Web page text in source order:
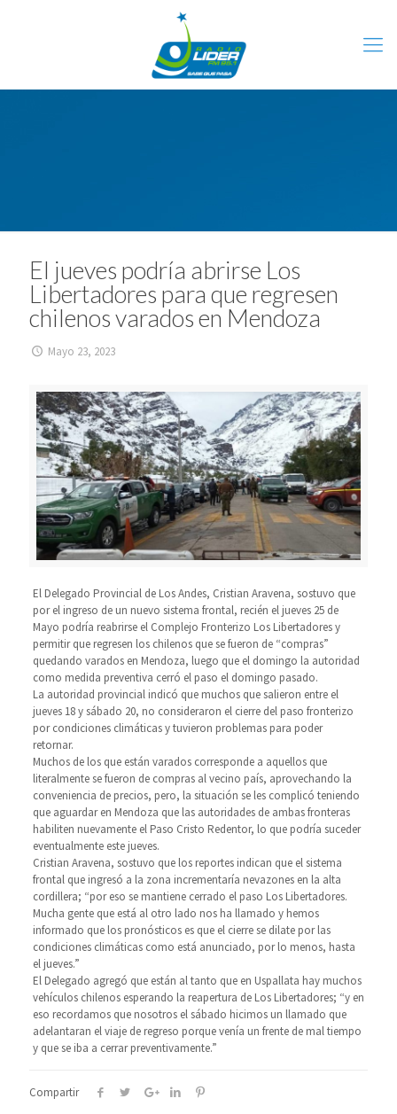
El jueves podría abrirse Los
Libertadores para que regresen
chilenos varados en Mendoza
Mayo 23, 2023
El Delegado Provincial de Los Andes, Cristian Aravena, sostuvo que
por el ingreso de un nuevo sistema frontal, recién el jueves 25 de
Mayo podría reabrirse el Complejo Fronterizo Los Libertadores y
permitir que regresen los chilenos que se fueron de “compras”
quedando varados en Mendoza, luego que el domingo la autoridad
como medida preventiva cerró el paso el domingo pasado.
La autoridad provincial indicó que muchos que salieron entre el
jueves 18 y sábado 20, no consideraron el cierre del paso fronterizo
por condiciones climáticas y tuvieron problemas para poder
retornar.
Muchos de los que están varados corresponde a aquellos que
literalmente se fueron de compras al vecino país, aprovechando la
conveniencia de precios, pero, la situación se les complicó teniendo
que aguardar en Mendoza que las autoridades de ambas fronteras
habiliten nuevamente el Paso Cristo Redentor, lo que podría suceder
eventualmente este jueves.
Cristian Aravena, sostuvo que los reportes indican que el sistema
frontal que ingresó a la zona incrementaría nevazones en la alta
cordillera; “por eso se mantiene cerrado el paso Los Libertadores.
Mucha gente que está al otro lado nos ha llamado y hemos
informado que los pronósticos es que el cierre se dilate por las
condiciones climáticas como está anunciado, por lo menos, hasta
el jueves.”
El Delegado agregó que están al tanto que en Uspallata hay muchos
vehículos chilenos esperando la reapertura de Los Libertadores; “y en
eso recordamos que nosotros el sábado hicimos un llamado que
adelantaran el viaje de regreso porque venía un frente de mal tiempo
y que se iba a cerrar preventivamente.”
Compartir